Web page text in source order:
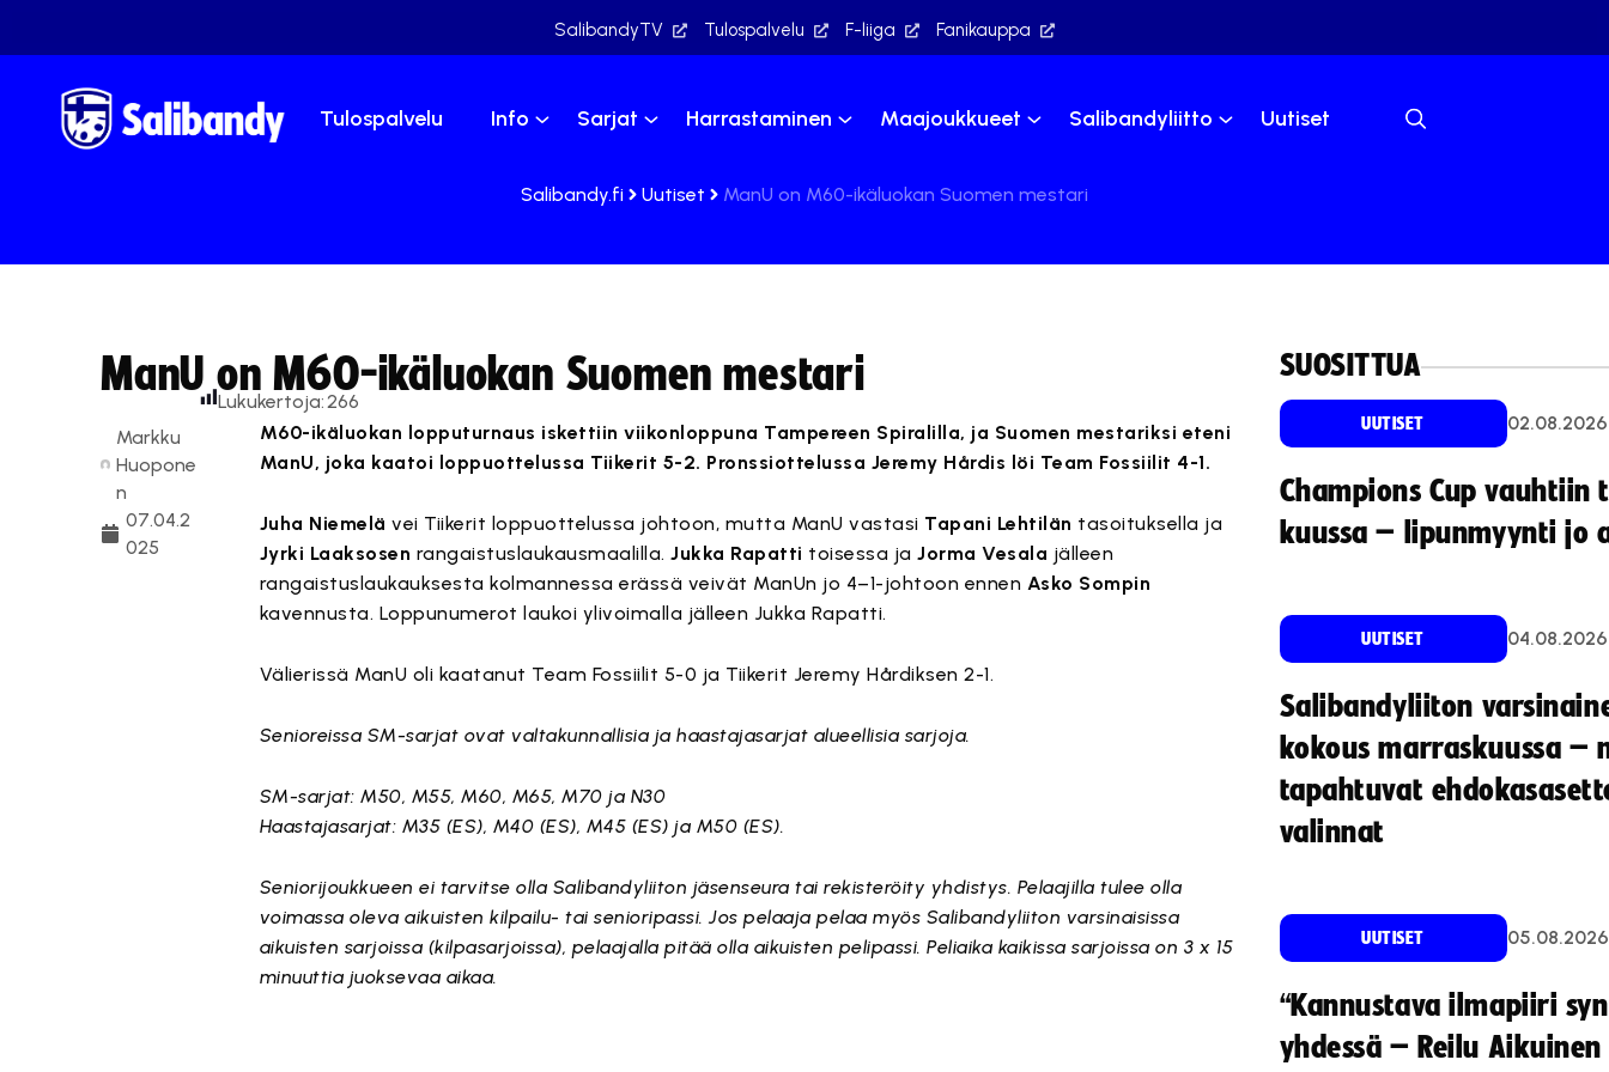
SalibandyTV Tulospalvelu F-liiga Fanikauppa
Tulospalvelu Info Sarjat Harrastaminen Maajoukkueet Salibandyliitto Uutiset
Salibandy.fi Uutiset ManU on M60-ikäluokan Suomen mestari
ManU on M60-ikäluokan Suomen mestari
Markku
Huopone
n
07.04.2
025
Lukukertoja:266
M60-ikäluokan lopputurnaus iskettiin viikonloppuna Tampereen Spiralilla, ja Suomen mestariksi eteni
ManU, joka kaatoi loppuottelussa Tiikerit 5-2. Pronssiottelussa Jeremy Hårdis löi Team Fossiilit 4-1.
Juha Niemelä vei Tiikerit loppuottelussa johtoon, mutta ManU vastasi Tapani Lehtilän tasoituksella ja
Jyrki Laaksosen rangaistuslaukausmaalilla.Jukka Rapatti toisessa jaJorma Vesala jälleen
rangaistuslaukauksesta kolmannessa erässä veivät ManUn jo 4–1-johtoon ennen Asko Sompin
kavennusta. Loppunumerot laukoi ylivoimalla jälleen Jukka Rapatti.
Välierissä ManU oli kaatanut Team Fossiilit 5-0 ja Tiikerit Jeremy Hårdiksen 2-1.
Senioreissa SM-sarjat ovat valtakunnallisia ja haastajasarjat alueellisia sarjoja.
SM-sarjat: M50, M55, M60, M65, M70 ja N30
Haastajasarjat: M35 (ES), M40 (ES), M45 (ES) ja M50 (ES).
Seniorijoukkueen ei tarvitse olla Salibandyliiton jäsenseura tai rekisteröity yhdistys. Pelaajilla tulee olla
voimassa oleva aikuisten kilpailu- tai senioripassi. Jos pelaaja pelaa myös Salibandyliiton varsinaisissa
aikuisten sarjoissa (kilpasarjoissa), pelaajalla pitää olla aikuisten pelipassi. Peliaika kaikissa sarjoissa on 3 x 15
minuuttia juoksevaa aikaa.
SUOSITTUA
UUTISET 02.08.2026
Champions Cup vauhtiin
kuussa – lipunmyynti jo
UUTISET 04.08.2026
Salibandyliiton
kokous marraskuussa –
tapahtuvat
valinnat
UUTISET 05.08.2026
“Kannustava ilmapiiri
yhdessä – Reilu